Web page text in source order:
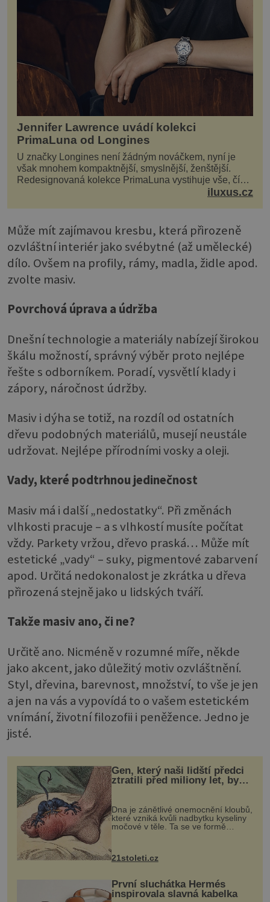
Jennifer Lawrence uvádí kolekci
PrimaLuna od Longines
U značky Longines není žádným nováčkem, nyní je
však mnohem kompaktnější, smyslnější, ženštější.
Redesignovaná kolekce PrimaLuna vystihuje vše, čím
je značka Longines dnes a čím byla i před sto dvacet...
iluxus.cz
Může mít zajímavou kresbu, která přirozeně
ozvláštní interiér jako svébytné (až umělecké)
dílo. Ovšem na profily, rámy, madla, židle apod.
zvolte masiv.
Povrchová úprava a údržba
Dnešní technologie a materiály nabízejí širokou
škálu možností, správný výběr proto nejlépe
řešte s odborníkem. Poradí, vysvětlí klady i
zápory, náročnost údržby.
Masiv i dýha se totiž, na rozdíl od ostatních
dřevu podobných materiálů, musejí neustále
udržovat. Nejlépe přírodními vosky a oleji.
Vady, které podtrhnou jedinečnost
Masiv má i další „nedostatky“. Při změnách
vlhkosti pracuje – a s vlhkostí musíte počítat
vždy. Parkety vržou, dřevo praská… Může mít
estetické „vady“ – suky, pigmentové zabarvení
apod. Určitá nedokonalost je zkrátka u dřeva
přirozená stejně jako u lidských tváří.
Takže masiv ano, či ne?
Určitě ano. Nicméně v rozumné míře, někde
jako akcent, jako důležitý motiv ozvláštnění.
Styl, dřevina, barevnost, množství, to vše je jen
a jen na vás a vypovídá to o vašem estetickém
vnímání, životní filozofii i peněžence. Jedno je
jisté.
Gen, který naši lidští předci
ztratili před miliony let, by
mohl pomoci s léčbou
„nemoci králů“
Dna je zánětlivé onemocnění kloubů,
které vzniká kvůli nadbytku kyseliny
močové v těle. Ta se ve formě
nohou, a způsobuje bole...
21stoleti.cz
První sluchátka Hermés
inspirovala slavná kabelka